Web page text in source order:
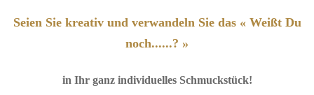
Seien Sie kreativ und verwandeln Sie das « Weißt Du
noch......? »
in Ihr ganz individuelles Schmuckstück!